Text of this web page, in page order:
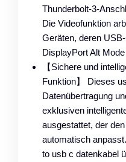
Thunderbolt-3-
Die Videofunktion
Geräten, deren
DisplayPort Alt
【Sichere und
Funktion】 Dieses
Datenübertragung
exklusiven
ausgestattet, der
automatisch
to usb c datenkabel